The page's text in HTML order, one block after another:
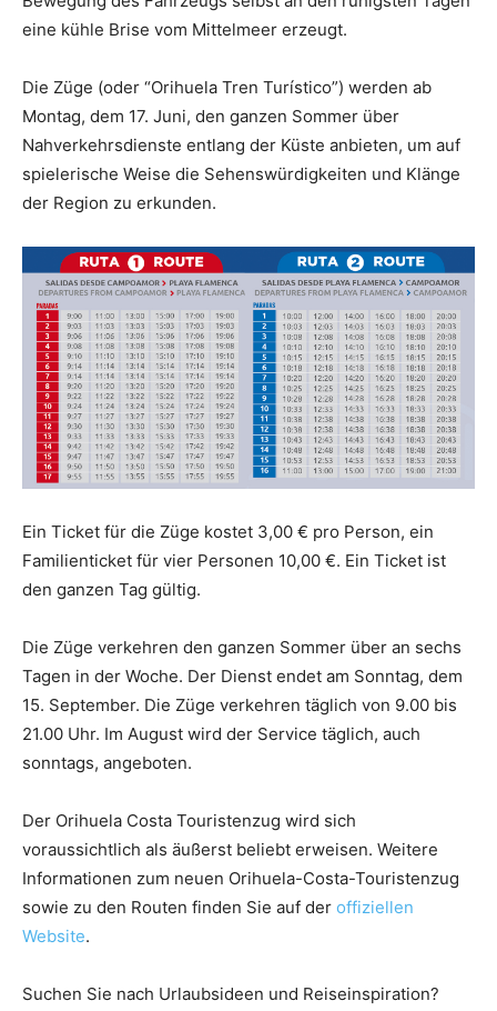
eine kühle Brise vom Mittelmeer erzeugt.
Die Züge (oder “Orihuela Tren Turístico”) werden ab
Montag, dem 17. Juni, den ganzen Sommer über
Nahverkehrsdienste entlang der Küste anbieten, um auf
spielerische Weise die Sehenswürdigkeiten und Klänge
der Region zu erkunden.
Ein Ticket für die Züge kostet 3,00 € pro Person, ein
Familienticket für vier Personen 10,00 €. Ein Ticket ist
den ganzen Tag gültig.
Die Züge verkehren den ganzen Sommer über an sechs
Tagen in der Woche. Der Dienst endet am Sonntag, dem
15. September. Die Züge verkehren täglich von 9.00 bis
21.00 Uhr. Im August wird der Service täglich, auch
sonntags, angeboten.
Der Orihuela Costa Touristenzug wird sich
voraussichtlich als äußerst beliebt erweisen. Weitere
Informationen zum neuen Orihuela-Costa-Touristenzug
sowie zu den Routen finden Sie auf der offiziellen
Website.
Suchen Sie nach Urlaubsideen und Reiseinspiration?